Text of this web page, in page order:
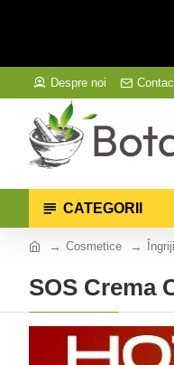
Despre noi
CATEGORII
Cosmetice
SOS Crema